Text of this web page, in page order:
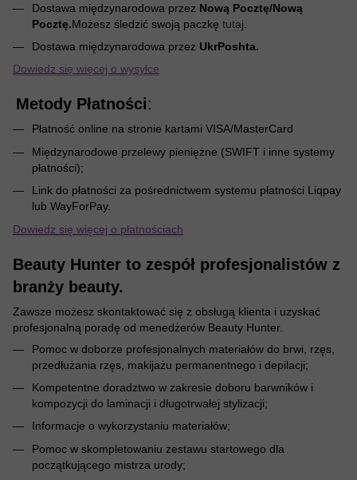
Dostawa międzynarodowa przez Nową Pocztę/Nową
Pocztę.Możesz śledzić swoją paczkę tutaj
Dostawa międzynarodowa przez UkrPoshta.
Dowiedz się więcej o wysyłce
Metody Płatności:
Płatność online na stronie kartami VISA/MasterCard
Międzynarodowe przelewy pieniężne (SWIFT i inne systemy
płatności);
Link do płatności za pośrednictwem systemu płatności Liqpay
lub WayForPay.
Dowiedz się więcej o płatnościach
Beauty Hunter to zespół profesjonalistów z
branży beauty.
Zawsze możesz skontaktować się z obsługą klienta i uzyskać
profesjonalną poradę od menedżerów Beauty Hunter.
Pomoc w doborze profesjonalnych materiałów do brwi, rzęs,
przedłużania rzęs, makijażu permanentnego i depilacji;
Kompetentne doradztwo w zakresie doboru barwników i
kompozycji do laminacji i długotrwałej stylizacji;
Informacje o wykorzystaniu materiałów;
Pomoc w skompletowaniu zestawu startowego dla
początkującego mistrza urody;